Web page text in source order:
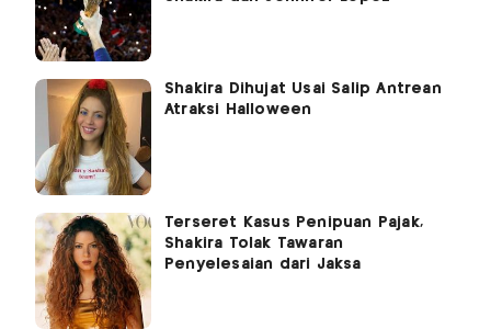
Shakira Dihujat Usai Salip Antrean
Atraksi Halloween
Terseret Kasus Penipuan Pajak,
Shakira Tolak Tawaran
Penyelesaian dari Jaksa